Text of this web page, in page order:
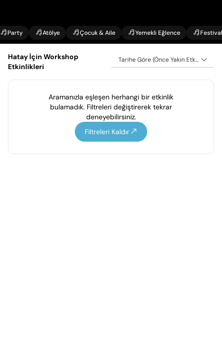
Party Atölye Çocuk & Aile Yemekli Eğlence Festival
Hatay İçin Workshop
Etkinlikleri
Tarihe Göre (Önce Yakın Etkinlikler)
Aramanızla eşleşen herhangi bir etkinlik
bulamadık. Filtreleri değiştirerek tekrar
deneyebilirsiniz.
Filtreleri Kaldır